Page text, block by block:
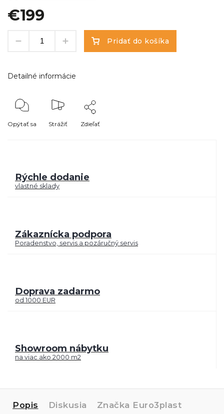
€199
Pridať do košíka
Detailné informácie
Opýtať sa Strážiť Zdieľať
Rýchle dodanie
vlastné sklady
Zákaznícka podpora
Poradenstvo, servis a pozáručný servis
Doprava zadarmo
od 1000 EUR
Showroom nábytku
na viac ako 2000 m2
Popis Diskusia Značka Euro3plast